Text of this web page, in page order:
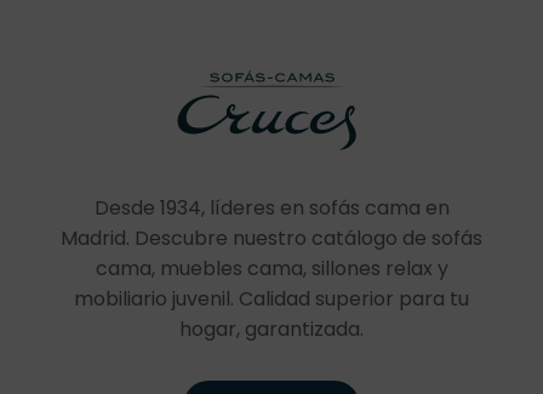
Desde 1934, líderes en sofás cama en
Madrid. Descubre nuestro catálogo de sofás
cama, muebles cama, sillones relax y
mobiliario juvenil. Calidad superior para tu
hogar, garantizada.